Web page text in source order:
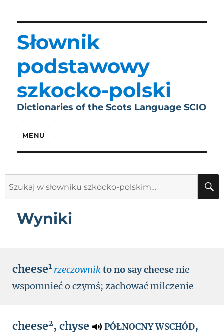
Słownik
podstawowy
szkocko-polski
Dictionaries of the Scots Language SCIO
MENU
Wyniki
cheese1 rzeczownikto no say cheesenie
wspomnieć o czymś; zachować milczenie
cheese2, chyse PÓŁNOCNY WSCHÓD,